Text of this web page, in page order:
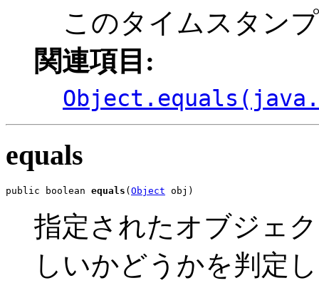
このタイムスタン
関連項目:
equals
public boolean equals ( Object obj)
指定されたオブジェ
しいかどうかを判定